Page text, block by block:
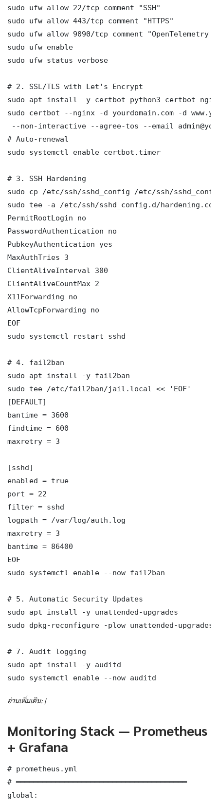
sudo ufw allow 22/tcp comment "SSH"
sudo ufw allow 443/tcp comment "HTTPS"
sudo ufw allow 9090/tcp comment "OpenTelemetry
sudo ufw enable
sudo ufw status verbose
# 2. SSL/TLS with Let's Encrypt
sudo apt install -y certbot python3-certbot-
sudo certbot --nginx -d yourdomain.com -d
--non-interactive --agree-tos --email
# Auto-renewal
sudo systemctl enable certbot.timer
# 3. SSH Hardening
sudo cp /etc/ssh/sshd_config /etc/ssh/
sudo tee -a /etc/ssh/sshd_config.d/
PermitRootLogin no
PasswordAuthentication no
PubkeyAuthentication yes
MaxAuthTries 3
ClientAliveInterval 300
ClientAliveCountMax 2
X11Forwarding no
AllowTcpForwarding no
EOF
sudo systemctl restart sshd
# 4. fail2ban
sudo apt install -y fail2ban
sudo tee /etc/fail2ban/jail.local << 'EOF'
[DEFAULT]
bantime = 3600
findtime = 600
maxretry = 3
[sshd]
enabled = true
port = 22
filter = sshd
logpath = /var/log/auth.log
maxretry = 3
bantime = 86400
EOF
sudo systemctl enable --now fail2ban
# 5. Automatic Security Updates
sudo apt install -y unattended-upgrades
sudo dpkg-reconfigure -plow unattended-upgrades
# 7. Audit logging
sudo apt install -y auditd
sudo systemctl enable --now auditd
อ่านเพิ่มเติม: |
Monitoring Stack — Prometheus
+ Grafana
# prometheus.yml
# ═══════════════════════════════════════
global: